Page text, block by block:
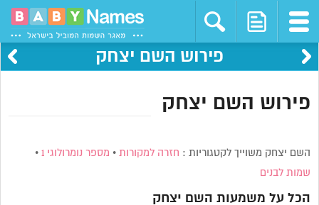
פירוש השם יצחק
פירוש השם יצחק
השם יצחק משוייך לקטגוריות : חזרה למקורות • מספר נומרולוגי 1 •
שמות לבנים
הכל על משמעות השם יצחק